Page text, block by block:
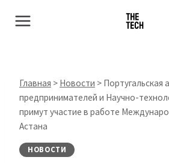
Главная > Новости > Португальская
предпринимателей и Научно-
примут участие в работе
Астана
НОВОСТИ